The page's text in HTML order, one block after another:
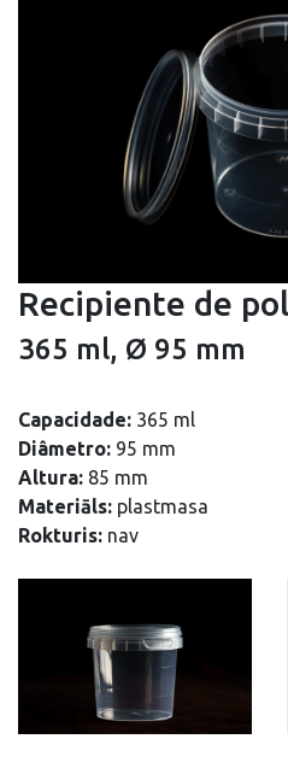
Recipiente de
365 ml, Ø 95 mm
Capacidade: 365 ml
Diâmetro: 95 mm
Altura: 85 mm
Materiāls: plastmasa
Rokturis: nav